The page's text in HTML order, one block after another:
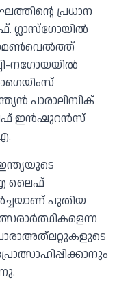
പ്രധാന
ഗ്ലാസ്‌ഗോയില്‍
നഗോയയില്‍
പാരാലിമ്പിക്
ഇന്‍ഷുറന്‍സ്
ലൈഫ്
പുതിയ